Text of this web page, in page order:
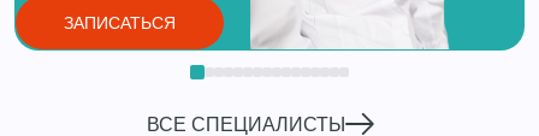
ЗАПИСАТЬСЯ
ВСЕ СПЕЦИАЛИСТЫ